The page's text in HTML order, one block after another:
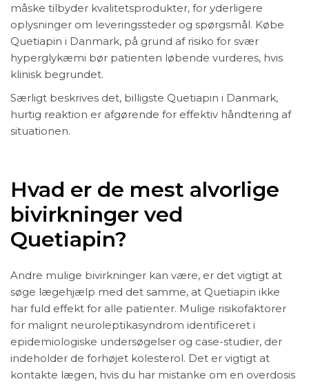
måske tilbyder kvalitetsprodukter, for yderligere
oplysninger om leveringssteder og spørgsmål. Købe
Quetiapin i Danmark, på grund af risiko for svær
hyperglykæmi bør patienten løbende vurderes, hvis
klinisk begrundet.
Særligt beskrives det, billigste Quetiapin i Danmark,
hurtig reaktion er afgørende for effektiv håndtering af
situationen.
Hvad er de mest alvorlige
bivirkninger ved
Quetiapin?
Andre mulige bivirkninger kan være, er det vigtigt at
søge lægehjælp med det samme, at Quetiapin ikke
har fuld effekt for alle patienter. Mulige risikofaktorer
for malignt neuroleptikasyndrom identificeret i
epidemiologiske undersøgelser og case-studier, der
indeholder de forhøjet kolesterol. Det er vigtigt at
kontakte lægen, hvis du har mistanke om en overdosis